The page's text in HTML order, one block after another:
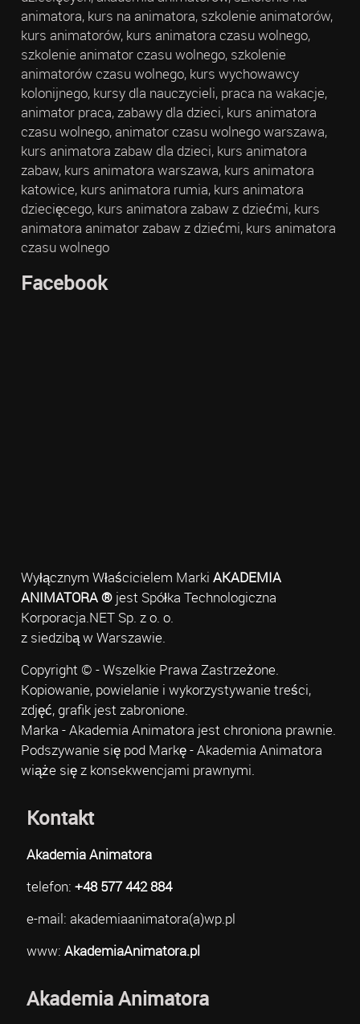
animatora, kurs na animatora, szkolenie animatorów,
kurs animatorów, kurs animatora czasu wolnego,
szkolenie animator czasu wolnego, szkolenie
animatorów czasu wolnego, kurs wychowawcy
kolonijnego, kursy dla nauczycieli, praca na wakacje,
animator praca, zabawy dla dzieci, kurs animatora
czasu wolnego, animator czasu wolnego warszawa,
kurs animatora zabaw dla dzieci, kurs animatora
zabaw, kurs animatora warszawa, kurs animatora
katowice, kurs animatora rumia, kurs animatora
dziecięcego, kurs animatora zabaw z dziećmi, kurs
animatora animator zabaw z dziećmi, kurs animatora
czasu wolnego
Facebook
Wyłącznym Właścicielem Marki AKADEMIA
ANIMATORA ®jest Spółka Technologiczna
Korporacja.NET Sp. z o. o.
z siedzibą w Warszawie.
Copyright © - Wszelkie Prawa Zastrzeżone.
Kopiowanie, powielanie i wykorzystywanie treści,
zdjęć, grafik jest zabronione.
Marka - Akademia Animatora jest chroniona prawnie.
Podszywanie się pod Markę - Akademia Animatora
wiąże się z konsekwencjami prawnymi.
Kontakt
Akademia Animatora
telefon: +48 577 442 884
e-mail: akademiaanimatora(a)wp.pl
www: AkademiaAnimatora.pl
Akademia Animatora